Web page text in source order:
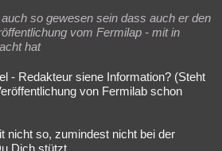
so gewesen sein dass auch er den
vom Fermilap - mit in
hat
- Redakteur siene Information? (Steht
von Fermilab schon
nicht so, zumindest nicht bei der
Dich stützt.